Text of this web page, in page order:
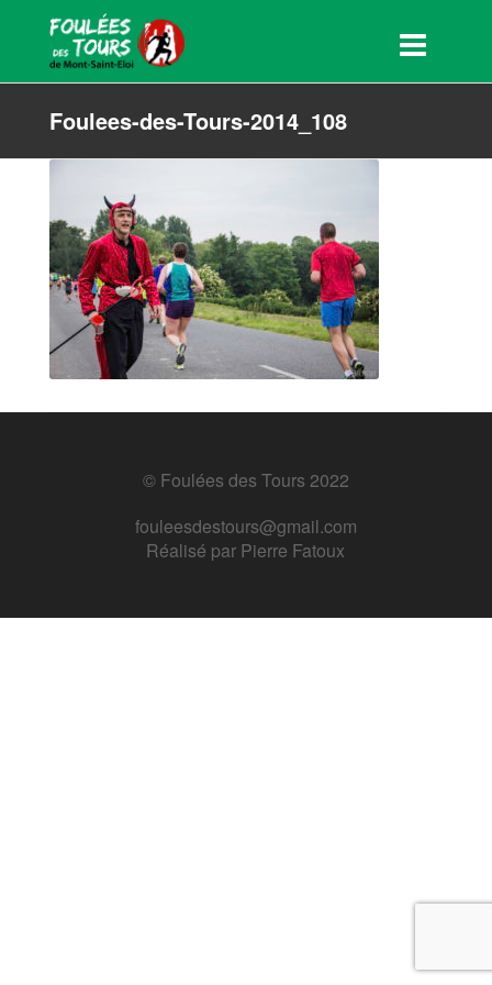
Foulees-des-Tours-2014_108
© Foulées des Tours 2022
fouleesdestours@gmail.com
Réalisé par Pierre Fatoux